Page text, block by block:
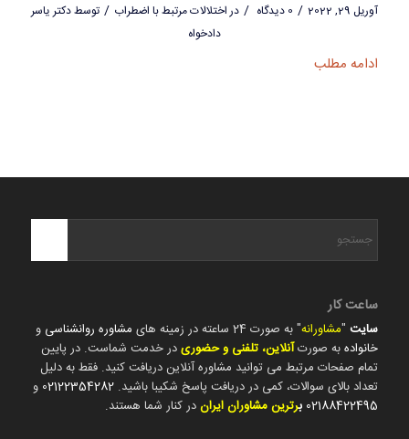
آوریل 29, 2022 / 0 دیدگاه / دراختلالات مرتبط با اضطراب / توسطدکتر یاسر
دادخواه
ادامه مطلب
ساعت کار
سایت"مشاورانه" به صورت 24 ساعته در زمینه های مشاوره روانشناسی و
خانوادهبه صورتآنلاین، تلفنی و حضوریدر خدمت شماست. در پایین
تمام صفحات مرتبط می توانید مشاوره آنلاین دریافت کنید. فقط به دلیل
تعداد بالای سوالات، کمی در دریافت پاسخ شکیبا باشید. 02122354282 و
02188422495 برترین مشاوران ایراندر کنار شما هستند.